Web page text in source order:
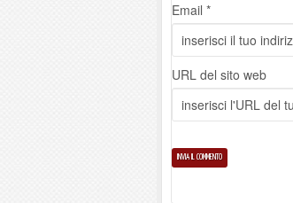
Email *
URL del sito web